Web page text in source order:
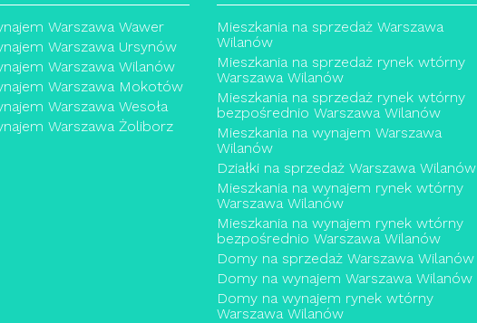
Warszawa Wawer
Warszawa Ursynów
Warszawa Wilanów
Warszawa Mokotów
Warszawa Wesoła
Warszawa Żoliborz
Mieszkania na sprzedaż Warszawa
Wilanów
Mieszkania na sprzedaż rynek wtórny
Warszawa Wilanów
Mieszkania na sprzedaż rynek wtórny
bezpośrednio Warszawa Wilanów
Mieszkania na wynajem Warszawa
Wilanów
Działki na sprzedaż Warszawa Wilanów
Mieszkania na wynajem rynek wtórny
Warszawa Wilanów
Mieszkania na wynajem rynek wtórny
bezpośrednio Warszawa Wilanów
Domy na sprzedaż Warszawa Wilanów
Domy na wynajem Warszawa Wilanów
Domy na wynajem rynek wtórny
Warszawa Wilanów